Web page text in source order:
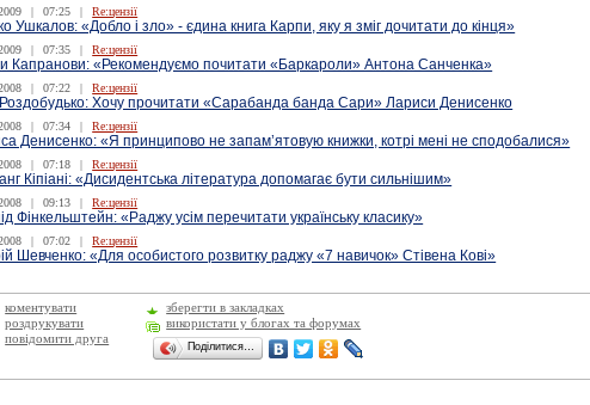
| 07:25 | Re:цензії
Ушкалов: «Добло і зло» - єдина книга Карпи, яку я зміг дочитати до кінця»
| 07:35 | Re:цензії
Капранови: «Рекомендуємо почитати «Баркароли» Антона Санченка»
| 07:22 | Re:цензії
Роздобудько: Хочу прочитати «Сарабанда банда Сари» Лариси Денисенко
| 07:34 | Re:цензії
Денисенко: «Я принципово не запам’ятовую книжки, котрі мені не сподобалися»
| 07:18 | Re:цензії
Кіпіані: «Дисидентська література допомагає бути сильнішим»
| 09:13 | Re:цензії
Фінкельштейн: «Раджу усім перечитати українську класику»
| 07:02 | Re:цензії
Шевченко: «Для особистого розвитку раджу «7 навичок» Стівена Кові»
коментувати
зберегти в закладках
роздрукувати
використати у блогах та форумах
повідомити друга
Поділитися…